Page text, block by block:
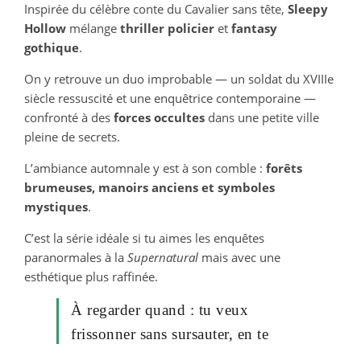
Inspirée du célèbre conte du Cavalier sans tête, Sleepy
Hollow mélange thriller policier et fantasy
gothique.
On y retrouve un duo improbable — un soldat du XVIIIe
siècle ressuscité et une enquêtrice contemporaine —
confronté à des forces occultes dans une petite ville
pleine de secrets.
L’ambiance automnale y est à son comble : forêts
brumeuses, manoirs anciens et symboles
mystiques.
C’est la série idéale si tu aimes les enquêtes
paranormales à la Supernatural mais avec une
esthétique plus raffinée.
À regarder quand : tu veux
frissonner sans sursauter, en te